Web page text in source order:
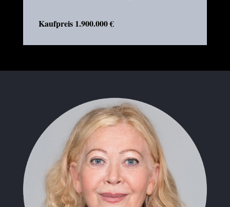
Kaufpreis 1.900.000 €